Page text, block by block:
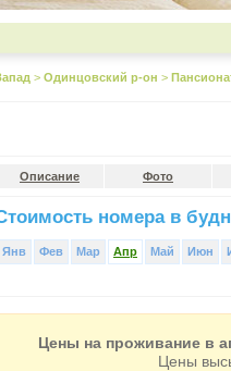
> Одинцовский р-он >
Описание Фото
номера в
Янв Фев Мар Апр Май Июн
Цены на проживание в
Цены